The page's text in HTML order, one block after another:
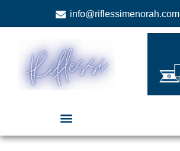
info@riflessimenorah.com